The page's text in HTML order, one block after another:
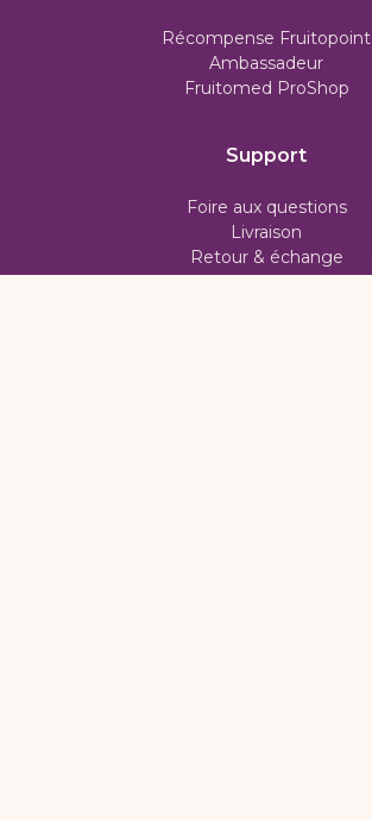
Récompense Fruitopoint
Ambassadeur
Fruitomed ProShop
Support
Foire aux questions
Livraison
Retour & échange
Politique d'abonnement